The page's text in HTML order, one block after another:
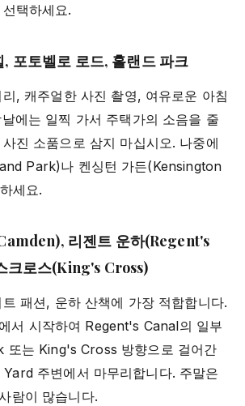
택하세요.
, 포토벨로 로드, 홀랜드 파크
, 캐주얼한 사진 촬영, 여유로운 아침
에는 일찍 가서 주택가의 소음을 줄
진 소품으로 삼지 마십시오. 나중에
Park)나 켄싱턴 가든(Kensington
세요.
리젠트 운하(Regent's
크로스(King's Cross)
패션, 운하 산책에 가장 적합합니다.
서 시작하여 Regent's Canal의 일부
또는 King's Cross 방향으로 걸어간
주변에서 마무리합니다. 주말은
람이 많습니다.